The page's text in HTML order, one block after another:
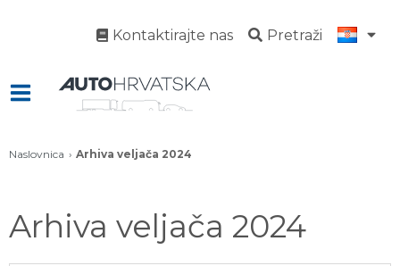
Kontaktirajte nas Pretraži
Naslovnica Arhiva veljača 2024
Arhiva veljača 2024